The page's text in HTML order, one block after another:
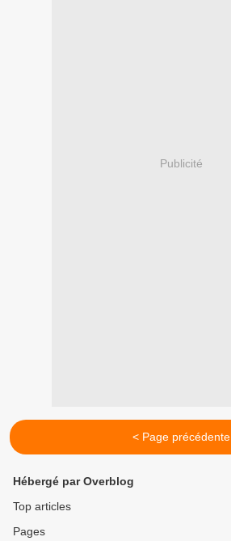
Publicité
< Page précédente
Hébergé par Overblog
Top articles
Pages